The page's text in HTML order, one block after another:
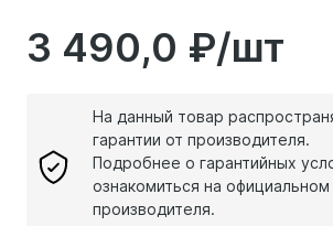
3 490,0 ₽/шт
На данный товар
гарантии от производителя.
Подробнее о гарантийных
ознакомиться на официальном
производителя.